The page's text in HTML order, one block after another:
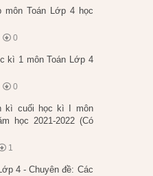
Toán Lớp 4 học
0
kì 1 môn Toán Lớp 4
0
kì cuối học kì I môn
học 2021-2022 (Có
1
4 - Chuyên đề: Các